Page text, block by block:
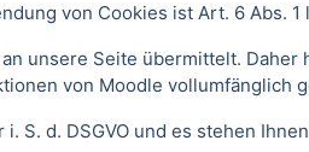
von Cookies ist Art. 6 Abs. 1
unsere Seite übermittelt.
von Moodle vollumfänglich
d. DSGVO und es stehen